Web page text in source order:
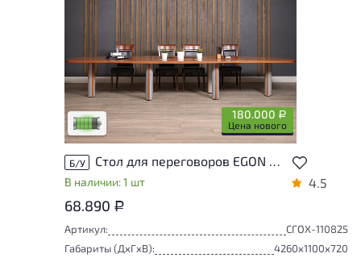
180.000 Р
Цена нового
У товара присутствуют незначительные
следы эксплуатации, не влияющие на
удобство его использования
Низкая степень износа
Б/У Стол для переговоров EGON МДФ Ольха Италия
В наличии: 1 шт 4.5
68.890 Р
Артикул:
СГОХ-110825
Габариты (ДxГxВ):
4260x1100x720